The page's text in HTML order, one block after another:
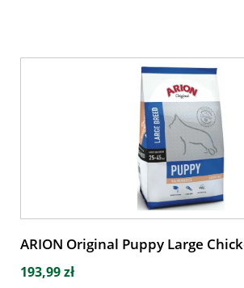
ARION Original Puppy Large
193,99 zł